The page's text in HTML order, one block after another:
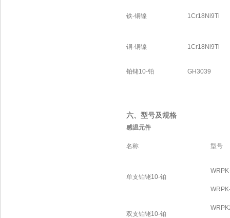
铁-铜镍 1Cr18Ni9Ti
铜-铜镍 1Cr18Ni9Ti
铂铑10-铂 GH3039
六、型号及规格
感温元件
名称 型号
单支铂铑10-铂
双支铂铑10-铂